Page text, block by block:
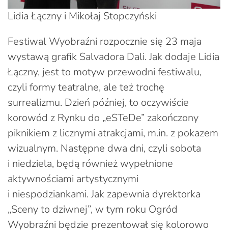
Lidia Łączny i Mikołaj Stopczyński
Festiwal Wyobraźni rozpocznie się 23 maja
wystawą grafik Salvadora Dali. Jak dodaje Lidia
Łączny, jest to motyw przewodni festiwalu,
czyli formy teatralne, ale też trochę
surrealizmu. Dzień później, to oczywiście
korowód z Rynku do „eSTeDe” zakończony
piknikiem z licznymi atrakcjami, m.in. z pokazem
wizualnym. Następne dwa dni, czyli sobota
i niedziela, będą również wypełnione
aktywnościami artystycznymi
i niespodziankami. Jak zapewnia dyrektorka
„Sceny to dziwnej”, w tym roku Ogród
Wyobraźni będzie prezentował się kolorowo